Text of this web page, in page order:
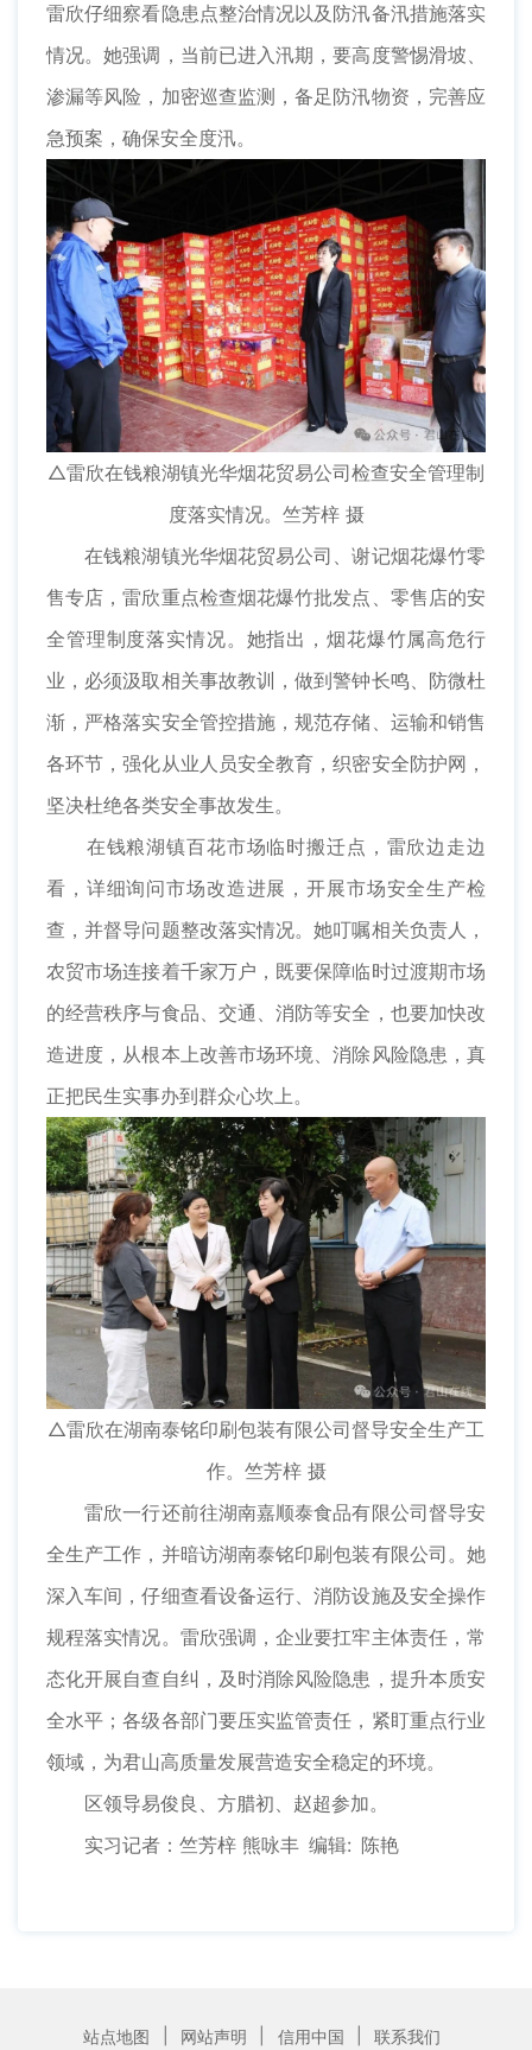
雷欣仔细察看隐患点整治情况以及防汛备汛措施落实
情况。她强调，当前已进入汛期，要高度警惕滑坡、
渗漏等风险，加密巡查监测，备足防汛物资，完善应
急预案，确保安全度汛。
△雷欣在钱粮湖镇光华烟花贸易公司检查安全管理制
度落实情况。竺芳梓 摄
在钱粮湖镇光华烟花贸易公司、谢记烟花爆竹零
售专店，雷欣重点检查烟花爆竹批发点、零售店的安
全管理制度落实情况。她指出，烟花爆竹属高危行
业，必须汲取相关事故教训，做到警钟长鸣、防微杜
渐，严格落实安全管控措施，规范存储、运输和销售
各环节，强化从业人员安全教育，织密安全防护网，
坚决杜绝各类安全事故发生。
在钱粮湖镇百花市场临时搬迁点，雷欣边走边
看，详细询问市场改造进展，开展市场安全生产检
查，并督导问题整改落实情况。她叮嘱相关负责人，
农贸市场连接着千家万户，既要保障临时过渡期市场
的经营秩序与食品、交通、消防等安全，也要加快改
造进度，从根本上改善市场环境、消除风险隐患，真
正把民生实事办到群众心坎上。
△雷欣在湖南泰铭印刷包装有限公司督导安全生产工
作。竺芳梓 摄
雷欣一行还前往湖南嘉顺泰食品有限公司督导安
全生产工作，并暗访湖南泰铭印刷包装有限公司。她
深入车间，仔细查看设备运行、消防设施及安全操作
规程落实情况。雷欣强调，企业要扛牢主体责任，常
态化开展自查自纠，及时消除风险隐患，提升本质安
全水平；各级各部门要压实监管责任，紧盯重点行业
领域，为君山高质量发展营造安全稳定的环境。
区领导易俊良、方腊初、赵超参加。
实习记者：竺芳梓 熊咏丰 编辑: 陈艳
站点地图 网站声明 信用中国 联系我们